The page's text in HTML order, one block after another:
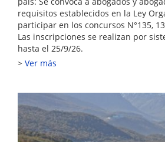
requisitos establecidos en la Ley
participar en los concursos N°135,
Las inscripciones se realizan por
hasta el 25/9/26.
Ver más